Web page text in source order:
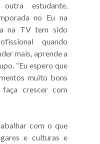
estudante,
no Eu na
na TV tem sido
quando
mais, aprende a
“Eu espero que
muito bons
crescer com
com o que
e culturas e